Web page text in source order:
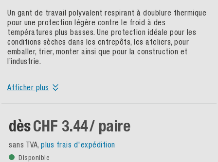
Un gant de travail polyvalent respirant à doublure thermique
pour une protection légère contre le froid à des
températures plus basses. Une protection idéale pour les
conditions sèches dans les entrepôts, les ateliers, pour
emballer, trier, monter ainsi que pour la construction et
l’industrie.
Afficher plus
dèsCHF 3.44/ paire
sans TVA, plus frais d'expédition
Disponible